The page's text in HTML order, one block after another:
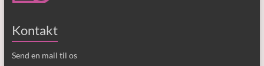
Kontakt
Send en mail til os